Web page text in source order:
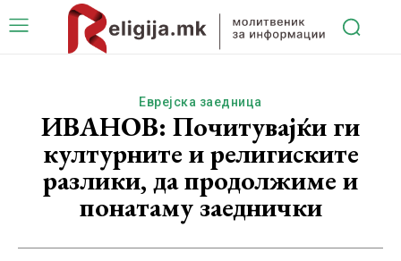
Еврејска заедница
ИВАНОВ: Почитувајќи ги
културните и религиските
разлики, да продолжиме и
понатаму заеднички